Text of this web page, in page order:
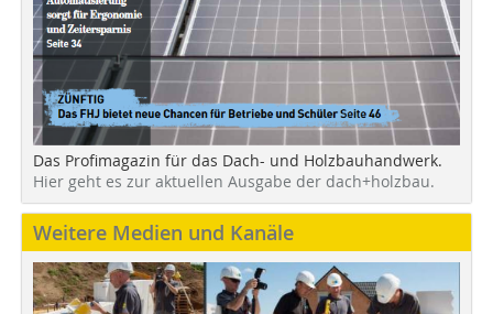
Das Profimagazin für das Dach- und Holzbauhandwerk.
Hier geht es zur aktuellen Ausgabe der dach+holzbau.
Weitere Medien und Kanäle